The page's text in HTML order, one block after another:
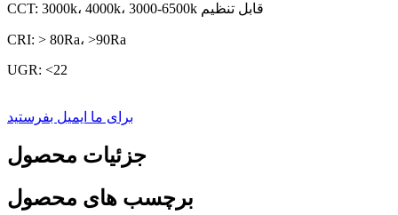
CCT: 3000k، 4000k، 3000-6500k قابل تنظیم
CRI: > 80Ra، >90Ra
UGR: <22
برای ما ایمیل بفرستید
جزئیات محصول
برچسب های محصول